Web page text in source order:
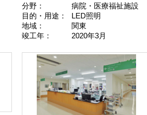
分野：
病院・医療福祉施設
目的・用途：
LED照明
地域：
関東
竣工年：
2020年3月